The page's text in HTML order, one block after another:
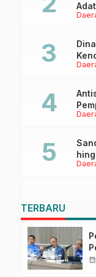
TERBARU
calendar_month